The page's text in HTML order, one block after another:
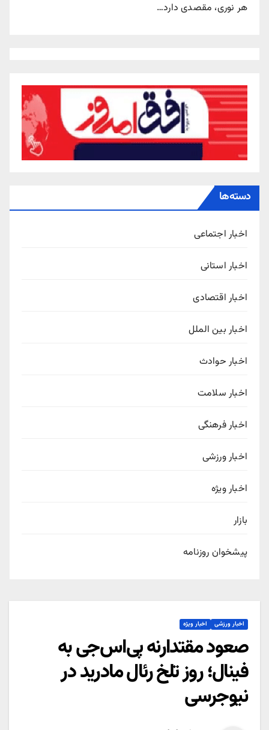
هر نوری، مقصدی دارد…
دسته‌ها
اخبار اجتماعی
اخبار استانی
اخبار اقتصادی
اخبار بین الملل
اخبار حوادث
اخبار سلامت
اخبار فرهنگی
اخبار ورزشی
اخبار ویژه
بازار
پیشخوان روزنامه
اخبار ورزشی اخبار ویژه
صعود مقتدارنه پی‌اس‌جی به
فینال؛ روز تلخ رئال مادرید در
نیوجرسی